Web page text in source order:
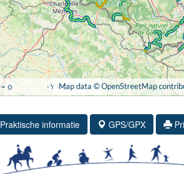
Praktische informatie GPS/GPX